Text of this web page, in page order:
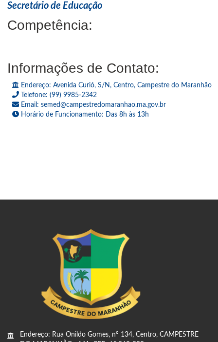
Secretário de Educação
Competência:
Informações de Contato:
Endereço: Avenida Curió, S/N, Centro, Campestre do Maranhão
Telefone: (99) 9985-2342
Email: semed@campestredomaranhao.ma.gov.br
Horário de Funcionamento: Das 8h às 13h
Endereço: Rua Onildo Gomes, nº 134, Centro, CAMPESTRE